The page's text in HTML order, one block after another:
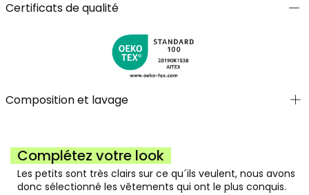
elle s'adapte à la croissance des enfants. Parfaite pour être
polyvalente et moderne pour un usage quotidien.
Certificats de qualité
Composition et lavage
Complétez votre look
Les petits sont très clairs sur ce qu´ils veulent, nous avons
donc sélectionné les vêtements qui ont le plus conquis.